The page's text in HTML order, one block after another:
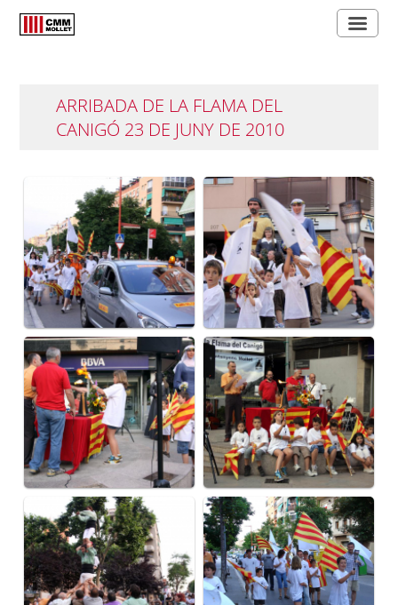
ARRIBADA DE LA FLAMA DEL
CANIGÓ 23 DE JUNY DE 2010